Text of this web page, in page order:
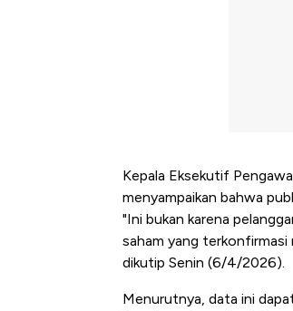
Kepala Eksekutif
menyampaikan bahwa
"Ini bukan karena
saham yang terkonfirmasi
dikutip Senin (6/4/2026).
Menurutnya, data ini